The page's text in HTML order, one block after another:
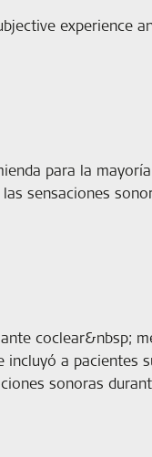
experience
para la
sensaciones
coclear&nbsp;
incluyó a pacientes
sonoras